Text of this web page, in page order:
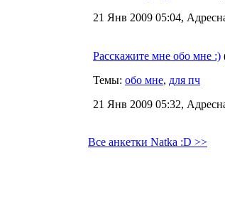
21 Янв 2009 05:04,
Расскажите мне обо мне :)
Темы: обо мне, для пч
21 Янв 2009 05:32,
Все анкетки Natka :D >>